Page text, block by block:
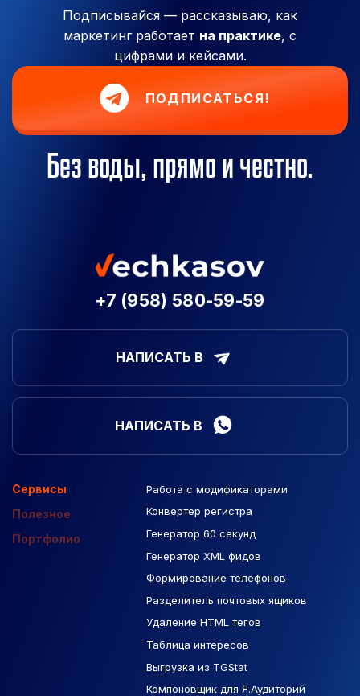
Подписывайся — рассказываю, как
маркетинг работает на практике, с
цифрами и кейсами.
ПОДПИСАТЬСЯ!
Без воды, прямо и честно.
+7 (958) 580-59-59
НАПИСАТЬ В
НАПИСАТЬ В
Сервисы
Полезное
Портфолио
Работа с модификаторами
Конвертер регистра
Генератор 60 секунд
Генератор XML фидов
Формирование телефонов
Разделитель почтовых ящиков
Удаление HTML тегов
Таблица интересов
Выгрузка из TGStat
Компоновщик для Я.Аудиторий
Подборка сайтов
Макеты Figma
База Яндекс Карты
РСЯ площадки
Созданные сайты
Контекстная реклама